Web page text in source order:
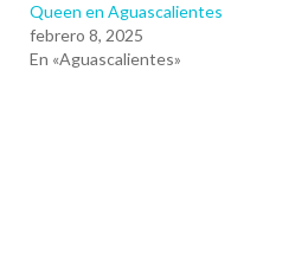
Queen en Aguascalientes
febrero 8, 2025
En «Aguascalientes»